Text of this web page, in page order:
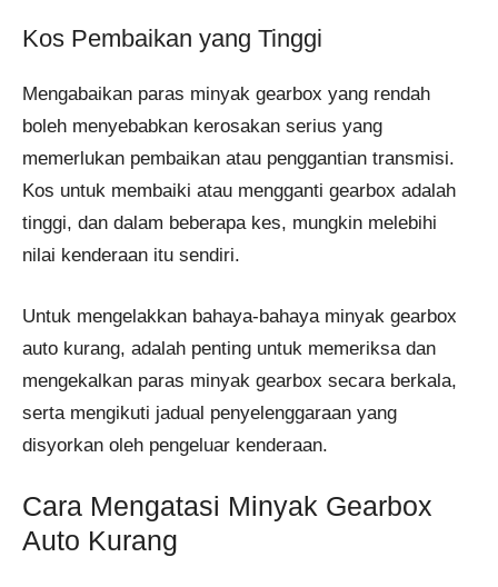
Kos Pembaikan yang Tinggi
Mengabaikan paras minyak gearbox yang rendah
boleh menyebabkan kerosakan serius yang
memerlukan pembaikan atau penggantian transmisi.
Kos untuk membaiki atau mengganti gearbox adalah
tinggi, dan dalam beberapa kes, mungkin melebihi
nilai kenderaan itu sendiri.
Untuk mengelakkan bahaya-bahaya minyak gearbox
auto kurang, adalah penting untuk memeriksa dan
mengekalkan paras minyak gearbox secara berkala,
serta mengikuti jadual penyelenggaraan yang
disyorkan oleh pengeluar kenderaan.
Cara Mengatasi Minyak Gearbox
Auto Kurang